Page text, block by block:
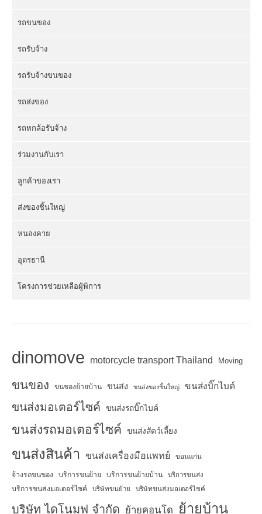
รถขนของ
รถรับจ้าง
รถรับจ้างขนของ
รถส่งของ
รถหกล้อรับจ้าง
ร่วมงานกับเรา
ลูกค้าของเรา
ส่งของชิ้นใหญ่
หนองคาย
อุดรธานี
โครงการช่วยเหลือผู้พิการ
dinomove motorcycle transport Thailand Moving
ขนของ ขนของย้ายบ้าน ขนส่ง ขนส่งของชิ้นใหญ่ ขนส่งบิ๊กไบค์
ขนส่งมอเตอร์ไซค์ ขนส่งรถบิ๊กไบค์
ขนส่งรถมอเตอร์ไซค์ ขนส่งสัตว์เลี้ยง
ขนส่งสินค้า ขนส่งเครื่องมือแพทย์ ขอนแก่น
จ้างรถขนของ บริการขนย้าย บริการขนย้ายบ้าน บริการขนส่ง
บริการขนส่งมอเตอร์ไซค์ บริษัทขนย้าย บริษัทขนส่งมอเตอร์ไซค์
บริษัท ไดโนมูฟ จำกัด ย้ายคอนโด ย้ายบ้าน